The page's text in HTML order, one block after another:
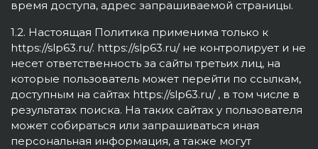
время доступа, адрес запрашиваемой страницы.
1.2. Настоящая Политика применима только к
https://slp63.ru/. https://slp63.ru/ не контролирует и не
несет ответственность за сайты третьих лиц, на
которые пользователь может перейти по ссылкам,
доступным на сайтах https://slp63.ru/ , в том числе в
результатах поиска. На таких сайтах у пользователя
может собираться или запрашиваться иная
персональная информация, а также могут